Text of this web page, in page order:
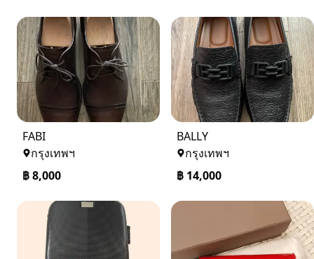
FABI
กรุงเทพฯ
฿8,000
BALLY
กรุงเทพฯ
฿ 14,000